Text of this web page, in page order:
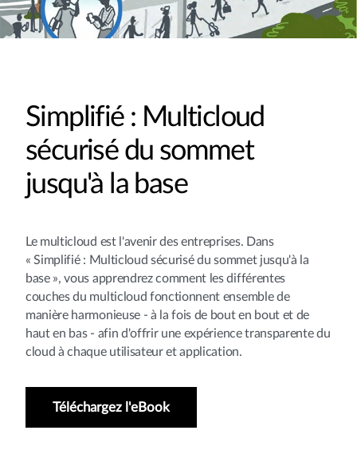
Simplifié : Multicloud
sécurisé du sommet
jusqu'à la base
Le multicloud est l'avenir des entreprises. Dans
« Simplifié : Multicloud sécurisé du sommet jusqu'à la
base », vous apprendrez comment les différentes
couches du multicloud fonctionnent ensemble de
manière harmonieuse - à la fois de bout en bout et de
haut en bas - afin d'offrir une expérience transparente du
cloud à chaque utilisateur et application.
Téléchargez l'eBook